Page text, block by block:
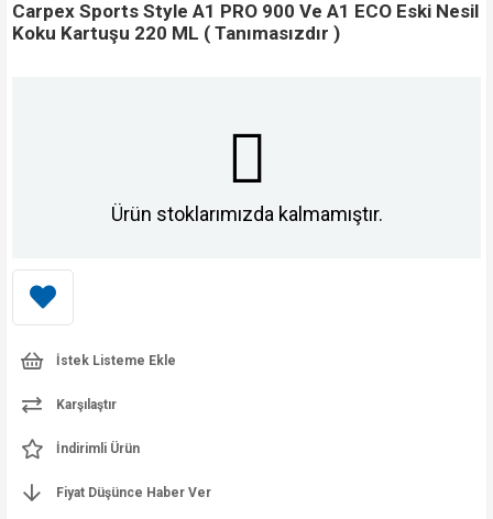
Carpex Sports Style A1 PRO 900 Ve A1 ECO Eski Nesil
Koku Kartuşu 220 ML ( Tanımasızdır )
Ürün stoklarımızda kalmamıştır.
İstek Listeme Ekle
Karşılaştır
İndirimli Ürün
Fiyat Düşünce Haber Ver